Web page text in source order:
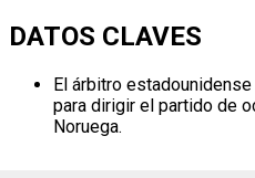
DATOS CLAVES
El árbitro estadounidense
para dirigir el partido de
Noruega.